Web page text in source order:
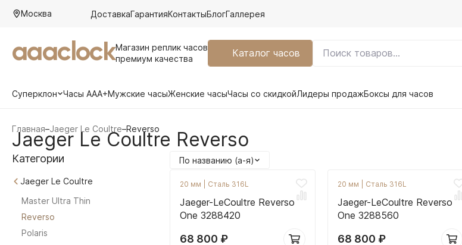
Москва ДоставкаГарантияКонтактыБлогГаллерея
aaaclockМагазин реплик часов
премиум качества
Каталог часов
Суперклон Часы AAA+Мужские часыЖенские часыЧасы со скидкойЛидеры продажБоксы для часов
Главная–Jaeger Le Coultre–Reverso
Jaeger Le Coultre Reverso
По названию (а-я)
20 мм Сталь 316L
Jaeger-LeCoultre Reverso
One 3288420
68 800 ₽
20 мм Сталь 316L
Jaeger-LeCoultre Reverso
One 3288560
68 800 ₽
Категории
Jaeger Le Coultre
Master Ultra Thin
Reverso
Polaris